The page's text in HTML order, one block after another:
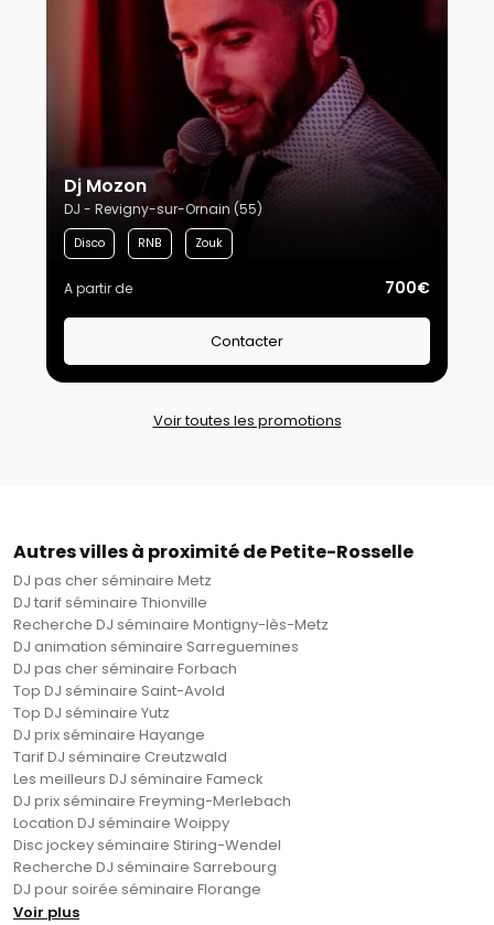
Dj Mozon
DJ - Revigny-sur-Ornain (55)
Disco RNB Zouk
A partir de 700€
Contacter
Voir toutes les promotions
Autres villes à proximité de Petite-Rosselle
DJ pas cher séminaire Metz
DJ tarif séminaire Thionville
Recherche DJ séminaire Montigny-lès-Metz
DJ animation séminaire Sarreguemines
DJ pas cher séminaire Forbach
Top DJ séminaire Saint-Avold
Top DJ séminaire Yutz
DJ prix séminaire Hayange
Tarif DJ séminaire Creutzwald
Les meilleurs DJ séminaire Fameck
DJ prix séminaire Freyming-Merlebach
Location DJ séminaire Woippy
Disc jockey séminaire Stiring-Wendel
Recherche DJ séminaire Sarrebourg
DJ pour soirée séminaire Florange
Voir plus